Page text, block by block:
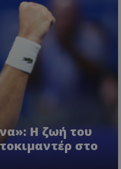
Η ζωή του
στο